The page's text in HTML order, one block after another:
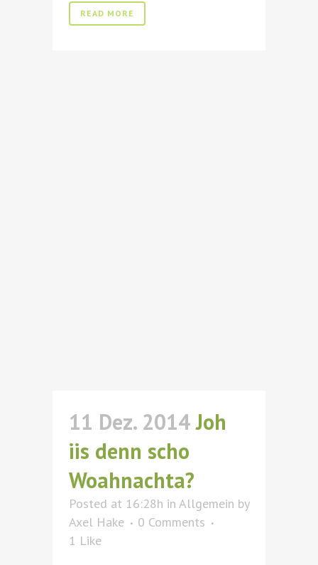
READ MORE
11 Dez. 2014 Joh
iis denn scho
Woahnachta?
Posted at 16:28h in Allgemein by
Axel Hake
0 Comments
1 Like